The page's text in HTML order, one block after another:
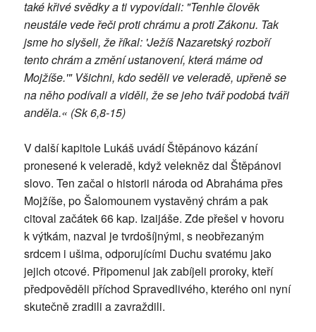
také křivé svědky a ti vypovídali: "Tenhle člověk
neustále vede řeči proti chrámu a proti Zákonu. Tak
jsme ho slyšeli, že říkal: 'Ježíš Nazaretský rozboří
tento chrám a změní ustanovení, která máme od
Mojžíše.'" Všichni, kdo seděli ve veleradě, upřeně se
na něho podívali a viděli, že se jeho tvář podobá tváři
anděla.« (Sk 6,8-15)
V další kapitole Lukáš uvádí Štěpánovo kázání
pronesené k veleradě, když velekněz dal Štěpánovi
slovo. Ten začal o historii národa od Abraháma přes
Mojžíše, po Šalomounem vystavěný chrám a pak
citoval začátek 66 kap. Izaijáše. Zde přešel v hovoru
k výtkám, nazval je tvrdošíjnými, s neobřezaným
srdcem i ušima, odporujícími Duchu svatému jako
jejich otcové. Připomenul jak zabíjeli proroky, kteří
předpověděli příchod Spravedlivého, kterého oni nyní
skutečně zradili a zavraždili.